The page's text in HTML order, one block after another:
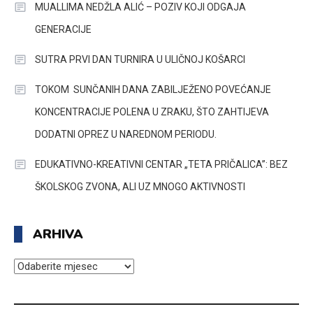
MUALLIMA NEDŽLA ALIĆ – POZIV KOJI ODGAJA
GENERACIJE
SUTRA PRVI DAN TURNIRA U ULIČNOJ KOŠARCI
TOKOM SUNČANIH DANA ZABILJEŽENO POVEĆANJE
KONCENTRACIJE POLENA U ZRAKU, ŠTO ZAHTIJEVA
DODATNI OPREZ U NAREDNOM PERIODU.
EDUKATIVNO-KREATIVNI CENTAR „TETA PRIČALICA”: BEZ
ŠKOLSKOG ZVONA, ALI UZ MNOGO AKTIVNOSTI
ARHIVA
ARHIVA